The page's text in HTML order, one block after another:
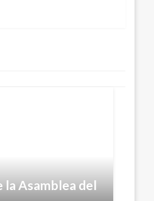
la Asamblea del